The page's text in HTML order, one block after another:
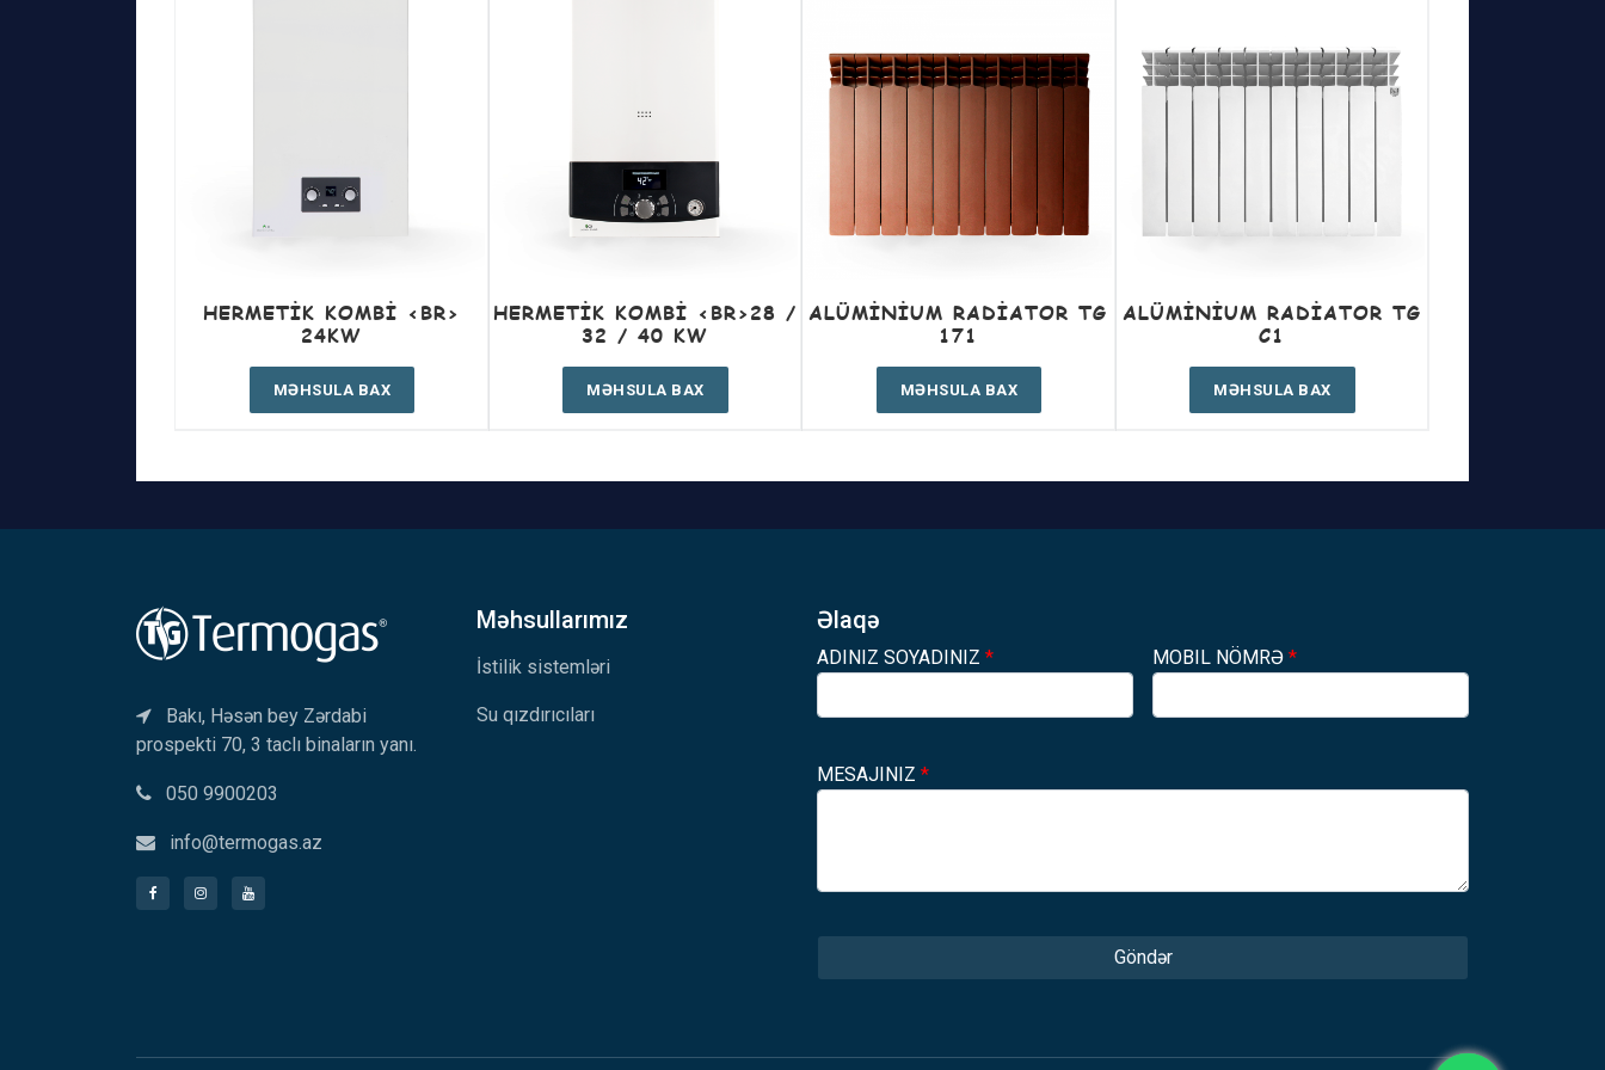
HERMETIK KOMBI <BR>
24KW
MƏHSULA BAX
HERMETIK KOMBI <BR>28 /
32 / 40 KW
MƏHSULA BAX
ALÜMINIUM RADIATOR TG
171
MƏHSULA BAX
ALÜMINIUM RADIATOR TG
C1
MƏHSULA BAX
Bakı, Həsən bey Zərdabi
prospekti 70, 3 taclı binaların yanı.
050 9900203
info@termogas.az
Məhsullarımız
İstilik sistemləri
Su qızdırıcıları
Əlaqə
ADINIZ SOYADINIZ * MOBIL NÖMRƏ *
MESAJINIZ *
Göndər